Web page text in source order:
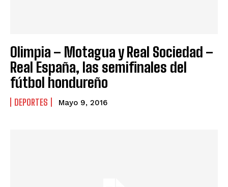
Olimpia – Motagua y Real Sociedad –
Real España, las semifinales del
fútbol hondureño
DEPORTES Mayo 9, 2016